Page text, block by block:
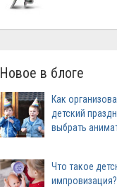
Новое в блоге
Как
детский
выбрать
Что такое
импровизация?